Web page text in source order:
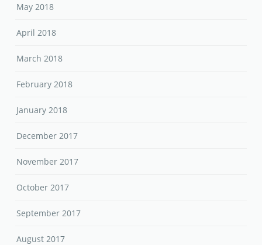
May 2018
April 2018
March 2018
February 2018
January 2018
December 2017
November 2017
October 2017
September 2017
August 2017